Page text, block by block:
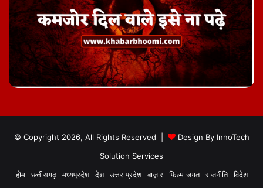
© Copyright 2026, All Rights Reserved | Design By InnoTech
Solution Services
होम
छत्तीसगढ़ मध्यप्रदेश देश उत्तर प्रदेश बाज़ार फिल्म जगत राजनीति विदेश